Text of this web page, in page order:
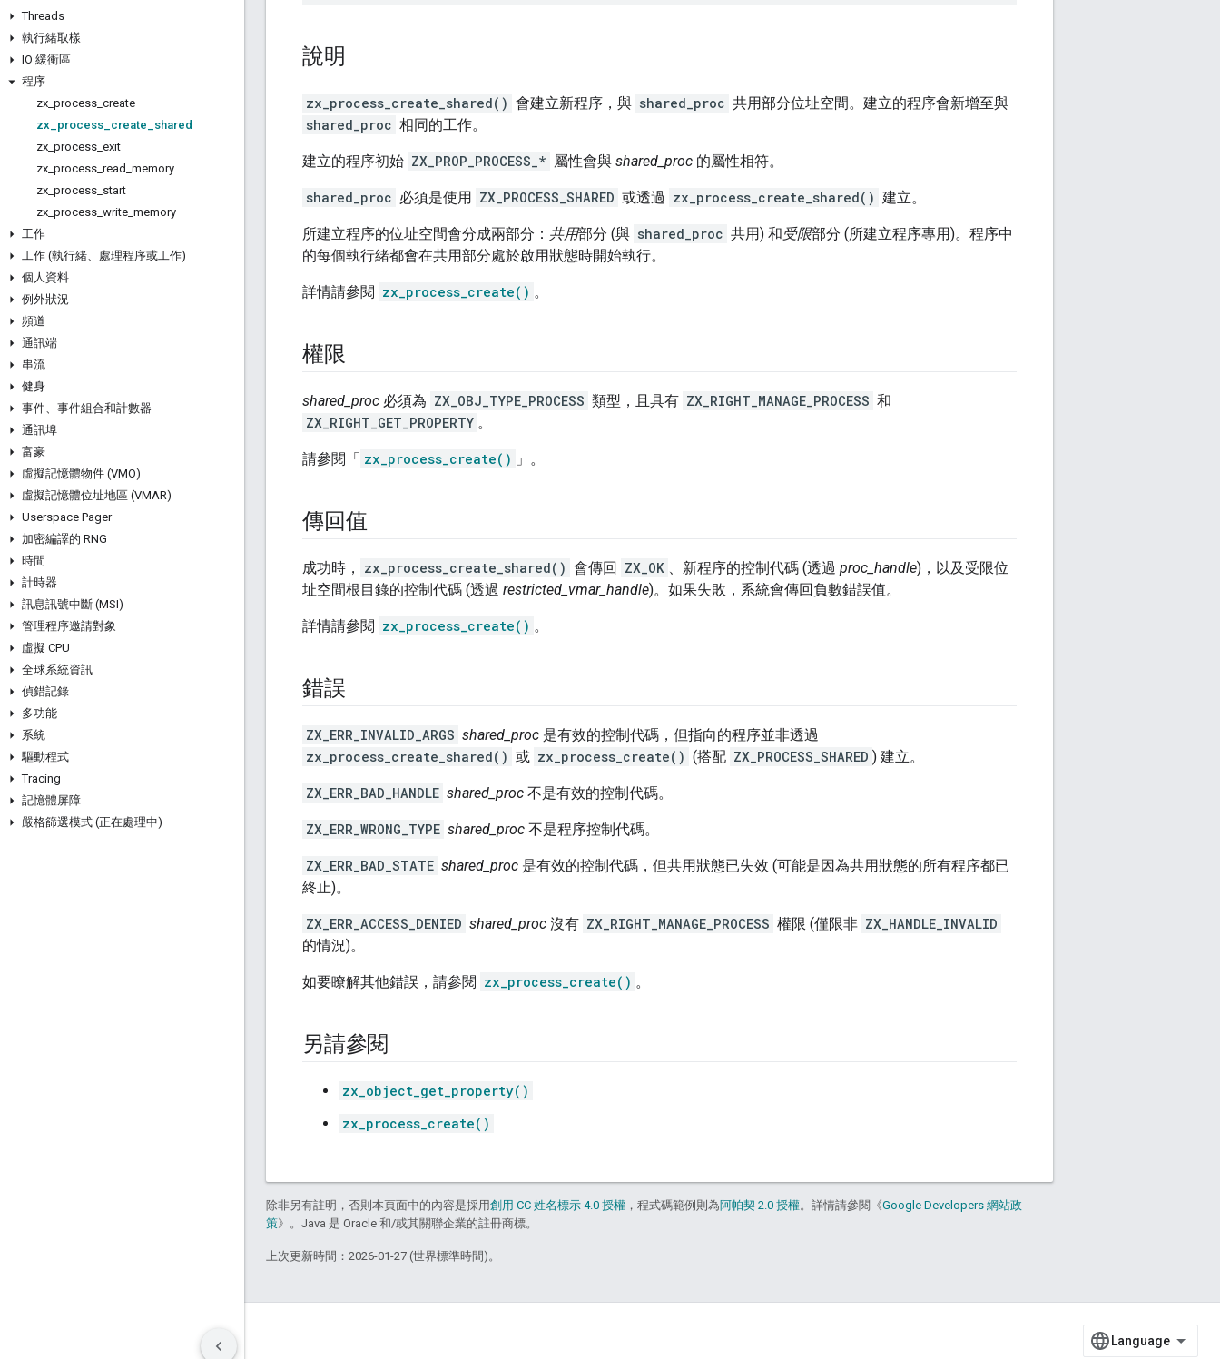
Threads
執行緒取樣
IO 緩衝區
程序
zx process create
zx process create
shared
zx process exit
zx process read memory
zx process start
zx process write memory
工作
工作 (執行緒、處理程序或工作)
個人資料
例外狀況
頻道
通訊端
串流
健身
事件、事件組合和計數器
通訊埠
富豪
虛擬記憶體物件 (VMO)
虛擬記憶體位址地區 (VMAR)
Userspace Pager
加密編譯的 RNG
時間
計時器
訊息訊號中斷 (MSI)
管理程序邀請對象
虛擬 CPU
全球系統資訊
偵錯記錄
多功能
系統
驅動程式
Tracing
記憶體屏障
嚴格篩選模式 (正在處理中)
說明
zx_process_create_shared() 會建立新程序，與 shared_proc 共用部分位址空間。建立的程序會新增至與
shared_proc 相同的工作。
建立的程序初始 ZX_PROP_PROCESS_* 屬性會與 shared_proc 的屬性相符。
shared_proc 必須是使用 ZX_PROCESS_SHARED 或透過 zx_process_create_shared() 建立。
所建立程序的位址空間會分成兩部分： 共用部分 (與 shared_proc 共用) 和受限部分 (所建立程序專用)。程序中
的每個執行緒都會在共用部分處於啟用狀態時開始執行。
詳情請參閱 zx_process_create() 。
權限
shared_proc 必須為 ZX_OBJ_TYPE_PROCESS 類型，且具有 ZX_RIGHT_MANAGE_PROCESS 和
ZX_RIGHT_GET_PROPERTY 。
請參閱「 zx_process_create() 」。
傳回值
成功時， zx_process_create_shared() 會傳回 ZX_OK 、新程序的控制代碼 (透過 proc_handle)，以及受限位
址空間根目錄的控制代碼 (透過 restricted_vmar_handle)。如果失敗，系統會傳回負數錯誤值。
詳情請參閱 zx_process_create() 。
錯誤
ZX_ERR_INVALID_ARGS shared_proc 是有效的控制代碼，但指向的程序並非透過
zx_process_create_shared() 或 zx_process_create() (搭配 ZX_PROCESS_SHARED ) 建立。
ZX_ERR_BAD_HANDLE shared_proc 不是有效的控制代碼。
ZX_ERR_WRONG_TYPE shared_proc 不是程序控制代碼。
ZX_ERR_BAD_STATE shared_proc 是有效的控制代碼，但共用狀態已失效 (可能是因為共用狀態的所有程序都已
終止)。
ZX_ERR_ACCESS_DENIED shared_proc 沒有 ZX_RIGHT_MANAGE_PROCESS 權限 (僅限非 ZX_HANDLE_INVALID
的情況)。
如要瞭解其他錯誤，請參閱 zx_process_create() 。
另請參閱
zx_object_get_property()
zx_process_create()
除非另有註明，否則本頁面中的內容是採用創用 CC 姓名標示 4.0 授權 ，程式碼範例則為阿帕契 2.0 授權。詳情請參閱《Google Developers 網站政
策》。Java 是 Oracle 和/或其關聯企業的註冊商標。
上次更新時間：2026-01-27 (世界標準時間)。